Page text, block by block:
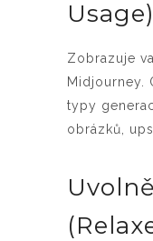
Usage)
Zobrazuje
Midjourney.
typy
obrázků,